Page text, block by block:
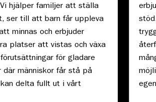
hjälper familjer att ställa
ser till att barn får uppleva
minnas och erbjuder
platser att vistas och växa
för gladare
där människor får stå på
delta fullt ut i vårt